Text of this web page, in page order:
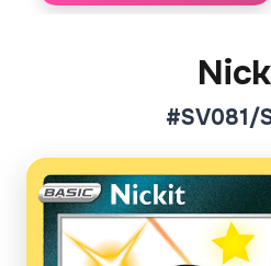
#SV081/